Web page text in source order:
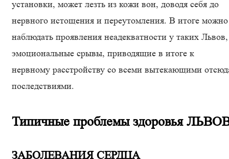
установки, может лезть из кожи вон, доводя себя до
нервного истощения и переутомления. В итоге можно
наблюдать проявления неадекватности у таких Львов,
эмоциональные срывы, приводящие в итоге к
нервному расстройству со всеми вытекающими
последствиями.
Типичные проблемы здоровья
ЗАБОЛЕВАНИЯ СЕРДЦА